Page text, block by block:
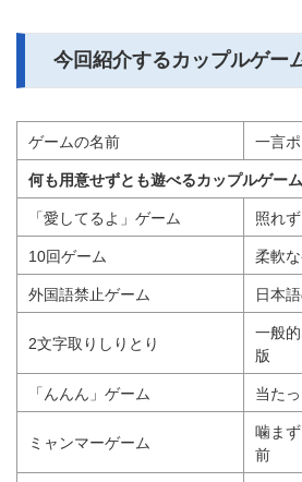
今回紹介するカップルゲー
ゲームの名前 一言
何も用意せずとも遊べるカップルゲーム
「愛してるよ」ゲーム 照れ
10回ゲーム 柔軟
外国語禁止ゲーム 日本
2文字取りしりとり
一般
版
「んんん」ゲーム 当た
ミャンマーゲーム
噛ま
前